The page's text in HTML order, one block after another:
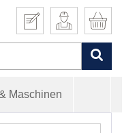
Maschinen